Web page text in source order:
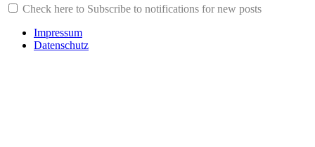
Check here to Subscribe to notifications for new posts
Impressum
Datenschutz